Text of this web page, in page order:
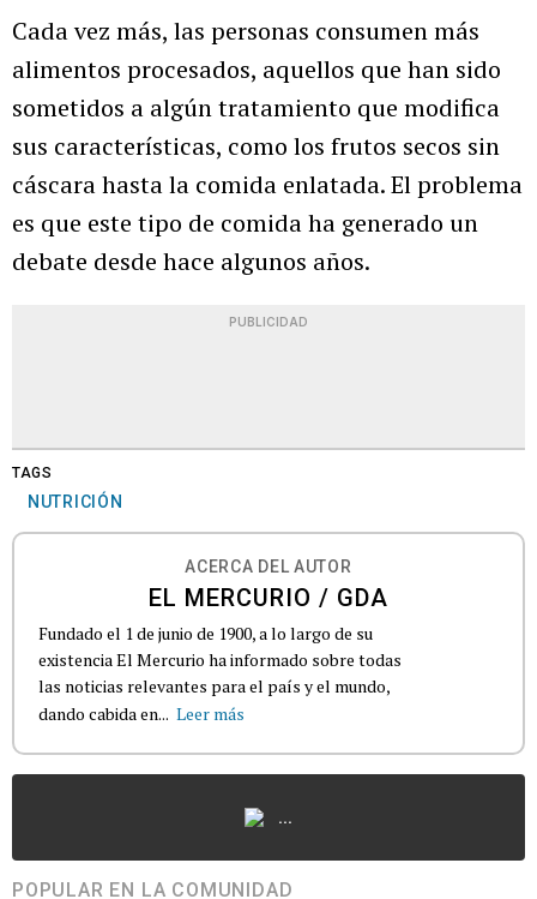
Cada vez más, las personas consumen más
alimentos procesados, aquellos que han sido
sometidos a algún tratamiento que modifica
sus características, como los frutos secos sin
cáscara hasta la comida enlatada. El problema
es que este tipo de comida ha generado un
debate desde hace algunos años.
PUBLICIDAD
TAGS
NUTRICIÓN
ACERCA DEL AUTOR
EL MERCURIO / GDA
Fundado el 1 de junio de 1900, a lo largo de su
existencia El Mercurio ha informado sobre todas
las noticias relevantes para el país y el mundo,
dando cabida en... Leer más
...
POPULAR EN LA COMUNIDAD